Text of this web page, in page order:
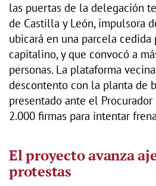
las puertas de la delegación
de Castilla y León, impulsora
ubicará en una parcela
capitalino, y que convocó a
personas. La plataforma
descontento con la planta de
presentado ante el
2.000 firmas para intentar
El proyecto avanza
protestas